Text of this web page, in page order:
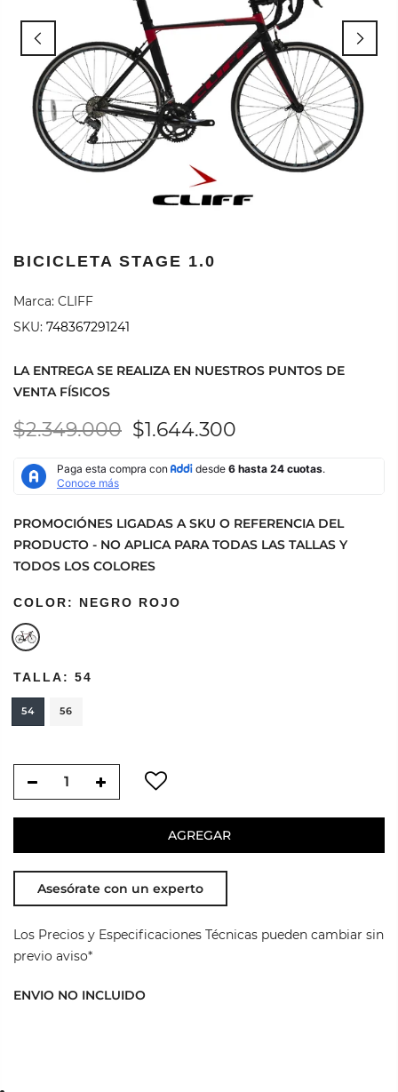
BICICLETA STAGE 1.0
Marca: CLIFF
SKU: 748367291241
LA ENTREGA SE REALIZA EN NUESTROS PUNTOS DE
VENTA FÍSICOS
$2.349.000 $1.644.300
PROMOCIÓNES LIGADAS A SKU O REFERENCIA DEL
PRODUCTO - NO APLICA PARA TODAS LAS TALLAS Y
TODOS LOS COLORES
COLOR: NEGRO ROJO
TALLA: 54
54 56
AGREGAR
Asesórate con un experto
Los Precios y Especificaciones Técnicas pueden cambiar sin
previo aviso*
ENVIO NO INCLUIDO